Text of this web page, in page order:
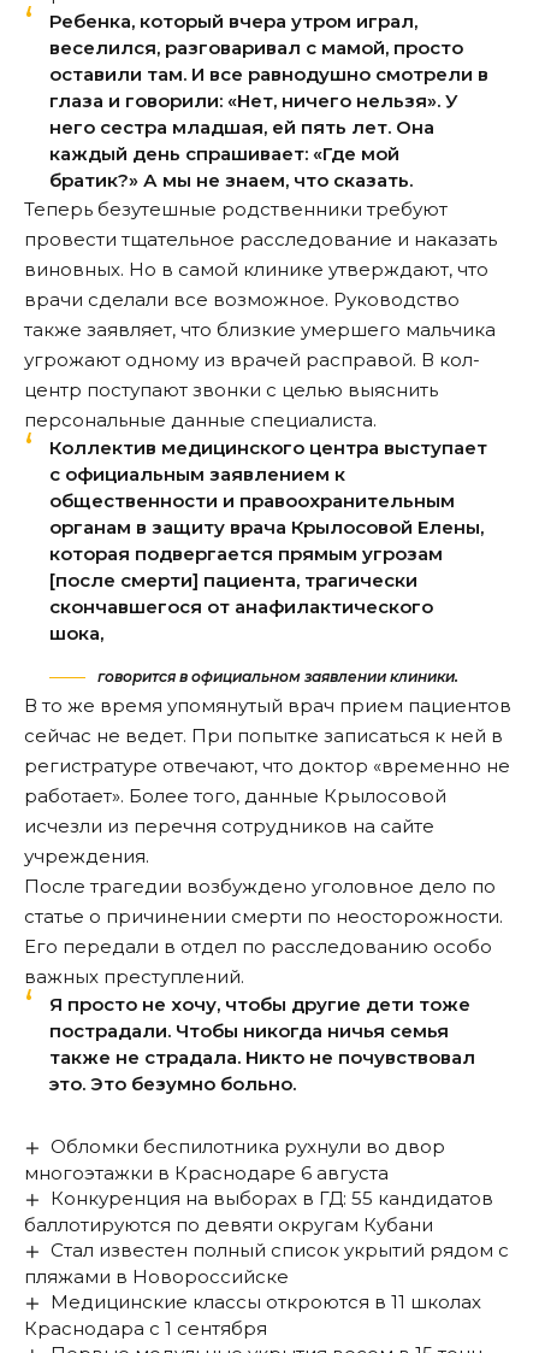
Ребенка, который вчера утром играл,
веселился, разговаривал с мамой, просто
оставили там. И все равнодушно смотрели в
глаза и говорили: «Нет, ничего нельзя». У
него сестра младшая, ей пять лет. Она
каждый день спрашивает: «Где мой
братик?» А мы не знаем, что сказать.
Теперь безутешные родственники требуют
провести тщательное расследование и наказать
виновных. Но в самой клинике утверждают, что
врачи сделали все возможное. Руководство
также заявляет, что близкие умершего мальчика
угрожают одному из врачей расправой. В кол-
центр поступают звонки с целью выяснить
персональные данные специалиста.
Коллектив медицинского центра выступает
с официальным заявлением к
общественности и правоохранительным
органам в защиту врача Крылосовой Елены,
которая подвергается прямым угрозам
[после смерти] пациента, трагически
скончавшегося от анафилактического
шока,
говорится в официальном заявлении клиники.
В то же время упомянутый врач прием пациентов
сейчас не ведет. При попытке записаться к ней в
регистратуре отвечают, что доктор «временно не
работает». Более того, данные Крылосовой
исчезли из перечня сотрудников на сайте
учреждения.
После трагедии возбуждено уголовное дело по
статье о причинении смерти по неосторожности.
Его передали в отдел по расследованию особо
важных преступлений.
Я просто не хочу, чтобы другие дети тоже
пострадали. Чтобы никогда ничья семья
также не страдала. Никто не почувствовал
это. Это безумно больно.
Обломки беспилотника рухнули во двор
многоэтажки в Краснодаре 6 августа
Конкуренция на выборах в ГД: 55 кандидатов
баллотируются по девяти округам Кубани
Стал известен полный список укрытий рядом с
пляжами в Новороссийске
Медицинские классы откроются в 11 школах
Краснодара с 1 сентября